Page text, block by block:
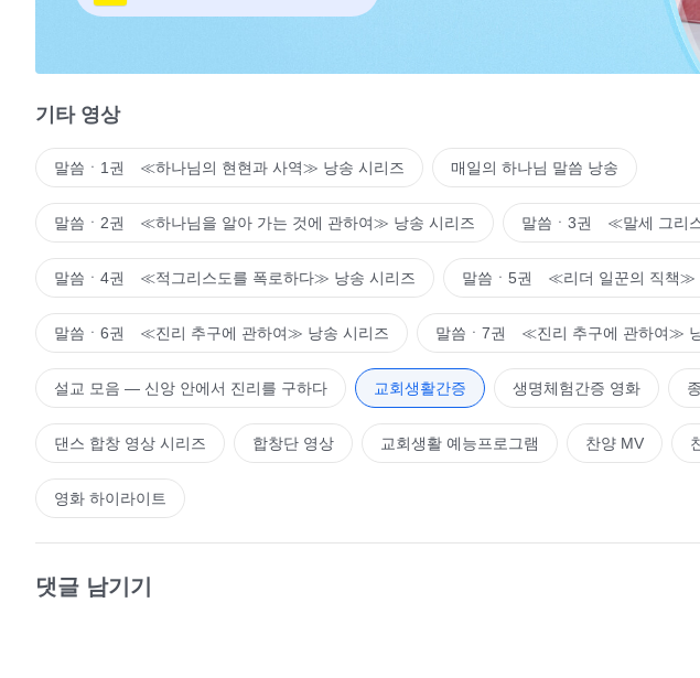
기타 영상
말씀ㆍ1권 ≪하나님의 현현과 사역≫ 낭송 시리즈 매일의 하나님 말씀 낭송
말씀ㆍ2권 ≪하나님을 알아 가는 것에 관하여≫ 낭송 시리즈 말씀ㆍ3권 ≪말세 그리
말씀ㆍ4권 ≪적그리스도를 폭로하다≫ 낭송 시리즈 말씀ㆍ5권 ≪리더 일꾼의 직책≫
말씀ㆍ6권 ≪진리 추구에 관하여≫ 낭송 시리즈 말씀ㆍ7권 ≪진리 추구에 관하여≫
설교 모음 ― 신앙 안에서 진리를 구하다 교회생활간증 생명체험간증 영화
댄스 합창 영상 시리즈 합창단 영상 교회생활 예능프로그램 찬양 MV
영화 하이라이트
댓글 남기기